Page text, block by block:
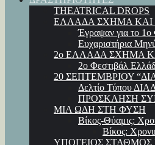
THEATRICAL DROPS
ΕΛΛΑΔΑ ΣΧΗΜΑ
Έγραψαν για το
Ευχαριστήρια
2ο ΕΛΛΑΔΑ ΣΧΗΜΑ
2ο Φεστιβάλ
20 ΣΕΠΤΕΜΒΡΙΟΥ
Δελτίο Τύπου
ΠΡΟΣΚΛΗΣΗ
ΜΙΑ ΩΔΗ ΣΤΗ ΦΥΣΗ
Βίκος-Θύαμις:
Βίκος:
ΥΠΟΓΕΙΟΣ ΣΤΑΘΜΟΣ